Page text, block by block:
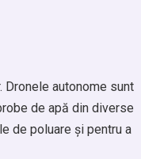
autonome sunt
de apă din diverse
de poluare și pentru a